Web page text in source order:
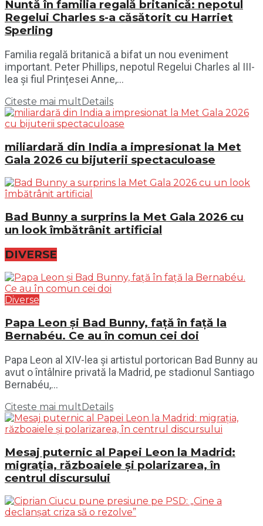
Nuntă în familia regală britanică: nepotul
Regelui Charles s-a căsătorit cu Harriet
Sperling
Familia regală britanică a bifat un nou eveniment
important. Peter Phillips, nepotul Regelui Charles al III-
lea și fiul Prințesei Anne,...
Citeste mai multDetails
miliardară din India a impresionat la Met
Gala 2026 cu bijuterii spectaculoase
Bad Bunny a surprins la Met Gala 2026 cu
un look îmbătrânit artificial
DIVERSE
Diverse
Papa Leon și Bad Bunny, față în față la
Bernabéu. Ce au în comun cei doi
Papa Leon al XIV-lea și artistul portorican Bad Bunny au
avut o întâlnire privată la Madrid, pe stadionul Santiago
Bernabéu,...
Citeste mai multDetails
Mesaj puternic al Papei Leon la Madrid:
migrația, războaiele și polarizarea, în
centrul discursului